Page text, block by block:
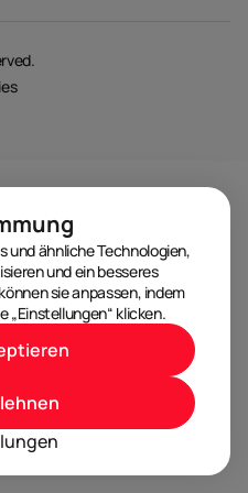
und ähnliche Technologien,
und ein besseres
sie anpassen, indem
„Einstellungen“ klicken.